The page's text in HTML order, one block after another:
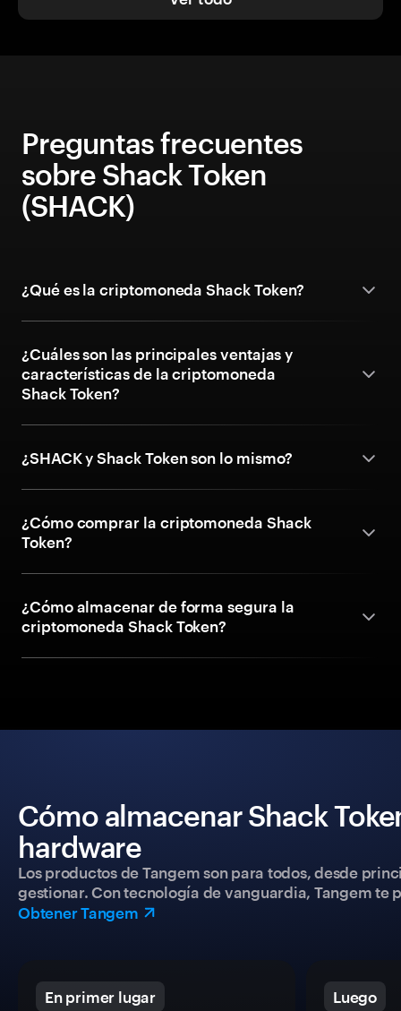
Preguntas frecuentes
sobre Shack Token
(SHACK)
¿Qué es la criptomoneda Shack Token?
¿Cuáles son las principales ventajas y
características de la criptomoneda
Shack Token?
¿SHACK y Shack Token son lo mismo?
¿Cómo comprar la criptomoneda Shack
Token?
¿Cómo almacenar de forma segura la
criptomoneda Shack Token?
Cómo almacenar Shack
hardware
Los productos de Tangem son para todos, desde
gestionar. Con tecnología de vanguardia, Tangem
Obtener Tangem
En primer lugar Luego